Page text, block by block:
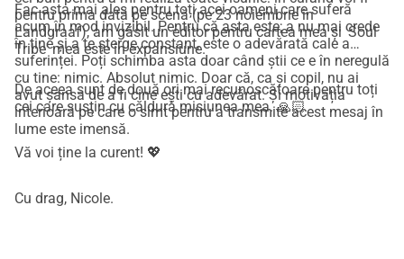
prezentările mele și îndrumarea de la antrenorul meu de
scriere. Astfel, mesajul meu poate fi transmis cu calitatea și
impactul pe care le merită.
Facerea talentului invizibil vizibil
Camaleonii sunt adesea multipotentiați: gânditori creativi
cu multiple talente, care s-au ascuns sau s-au adaptat ani
pot îndrepta societatea într-o nouă direcție - o direcție în
pentru prima dată pe scenă (pe 23 noiembrie în
Landgraaf), am găsit un editor pentru cartea mea și 'Soul
Tribe' mea este în expansiune.
Fac asta mai ales pentru toți acei oameni care suferă
acum în mod invizibil. Pentru că asta este; a nu mai crede
în tine și a te șterge constant, este o adevărată cale a
suferinței. Poți schimba asta doar când știi ce e în neregulă
cu tine: nimic. Absolut nimic. Doar că, ca și copil, nu ai
avut șansa de a fi cine ești cu adevărat. Și motivația
interioară pe care o simt pentru a transmite acest mesaj în
lume este imensă.
De aceea sunt de două ori mai recunoscătoare pentru toți
cei care susțin cu căldură misiunea mea. 🙏🏻
Vă voi ține la curent! 💖
Cu drag, Nicole.